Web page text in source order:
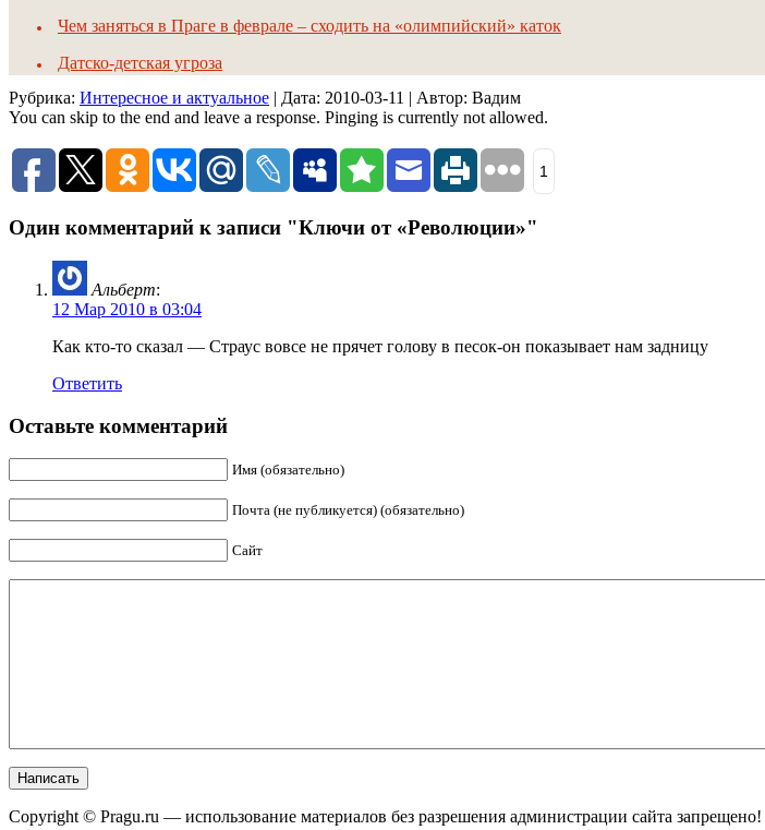
Чем заняться в Праге в феврале – сходить на «олимпийский» каток
Датско-детская угроза
Рубрика: Интересное и актуальное | Дата: 2010-03-11 | Автор: Вадим
You can skip to the end and leave a response. Pinging is currently not allowed.
1
Один комментарий к записи "Ключи от «Революции»"
Альберт:
12 Мар 2010 в 03:04
Как кто-то сказал — Страус вовсе не прячет голову в песок-он показывает нам задницу
Ответить
Оставьте комментарий
Имя (обязательно)
Почта (не публикуется) (обязательно)
Сайт
Copyright © Pragu.ru — использование материалов без разрешения администрации сайта